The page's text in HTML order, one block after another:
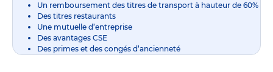
Un remboursement des titres de transport à hauteur de 60%
Des titres restaurants
Une mutuelle d’entreprise
Des avantages CSE
Des primes et des congés d’ancienneté